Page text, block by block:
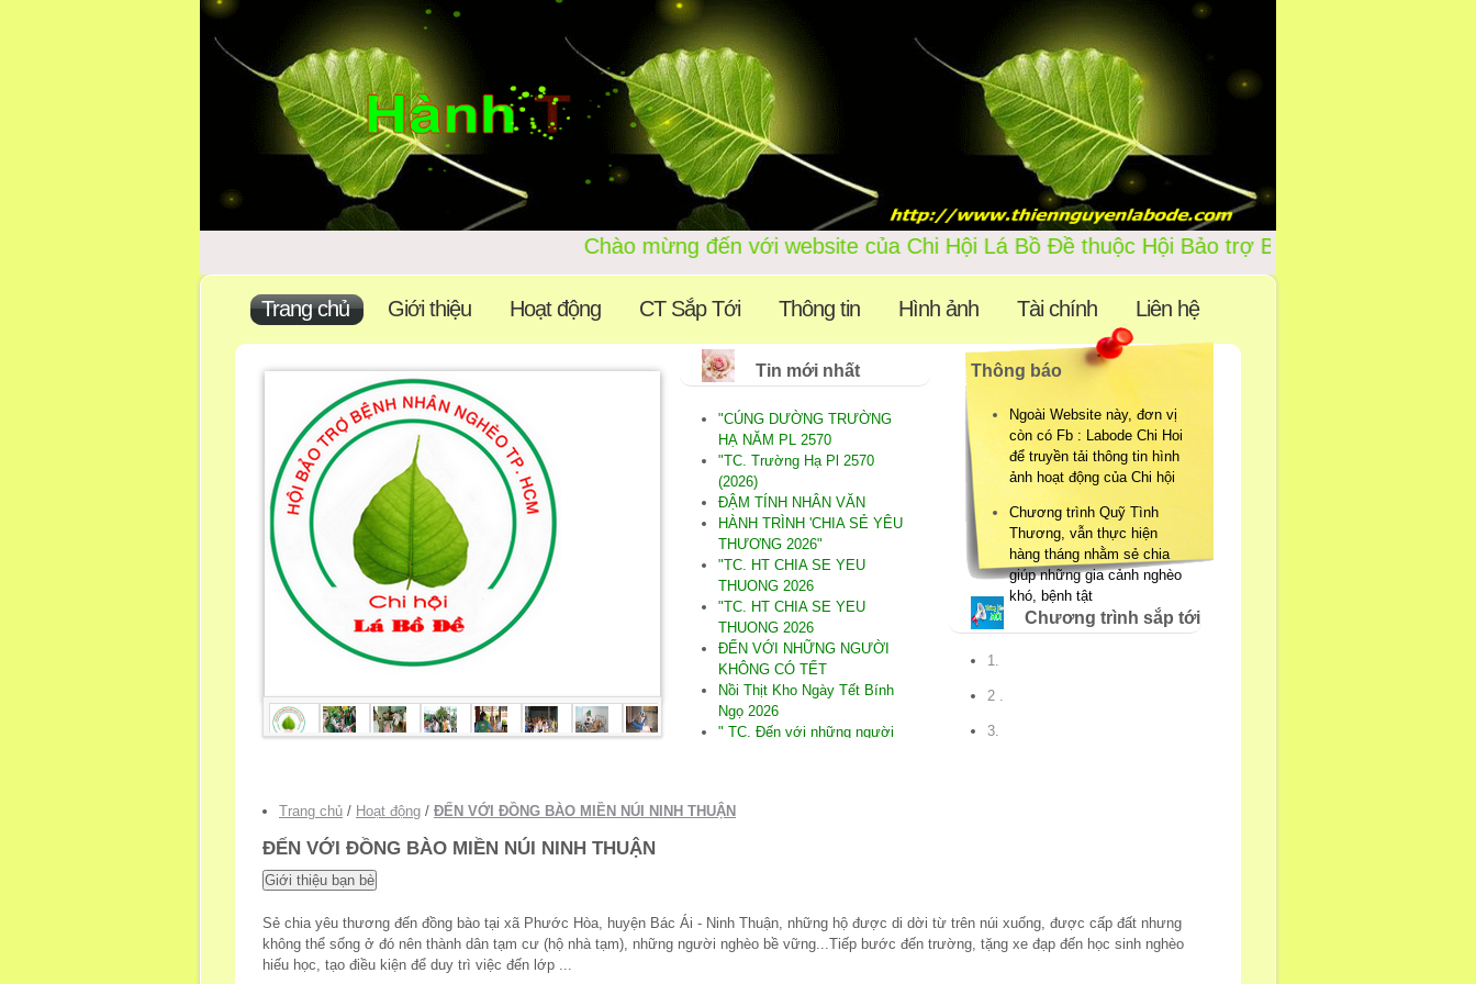
Chào mừng đến với website của Chi Hội Lá Bồ Đề thuộc
Trang chủ Giới thiệu Hoạt động CT Sắp Tới Thông tin Hình ảnh Tài chính Liên hệ
Tin mới nhất
"CÚNG DƯỜNG TRƯỜNG
HẠ NĂM PL 2570
"TC. Trường Hạ Pl 2570
(2026)
ĐẬM TÍNH NHÂN VĂN
HÀNH TRÌNH 'CHIA SẺ YÊU
THƯƠNG 2026"
"TC. HT CHIA SE YEU
THUONG 2026
"TC. HT CHIA SE YEU
THUONG 2026
ĐẾN VỚI NHỮNG NGƯỜI
KHÔNG CÓ TẾT
Nồi Thịt Kho Ngày Tết Bính
Ngọ 2026
" TC. Đến với những người
Yên
. ĐẾN VỚI NINH THUẬN
*TC .Đến người Khiếm thị tại
Thông báo
Ngoài Website này, đơn vị
còn có Fb : Labode Chi Hoi
để truyền tải thông tin hình
ảnh hoạt động của Chi hội
Chương trình Quỹ Tình
Thương, vẫn thực hiện
hàng tháng nhằm sẻ chia
giúp những gia cảnh nghèo
khó, bệnh tật
Chương trình sắp tới
1.
2 .
3.
Trang chủ / Hoạt động / ĐẾN VỚI ĐỒNG BÀO MIỀN NÚI NINH THUẬN
ĐẾN VỚI ĐỒNG BÀO MIỀN NÚI NINH THUẬN
Sẻ chia yêu thương đến đồng bào tại xã Phước Hòa, huyện Bác Ái - Ninh Thuận, những hộ được di dời từ trên núi xuống, được cấp đất nhưng
không thể sống ở đó nên thành dân tạm cư (hộ nhà tạm), những người nghèo bề vững...Tiếp bước đến trường, tặng xe đạp đến học sinh nghèo
hiếu học, tạo điều kiện để duy trì việc đến lớp ...